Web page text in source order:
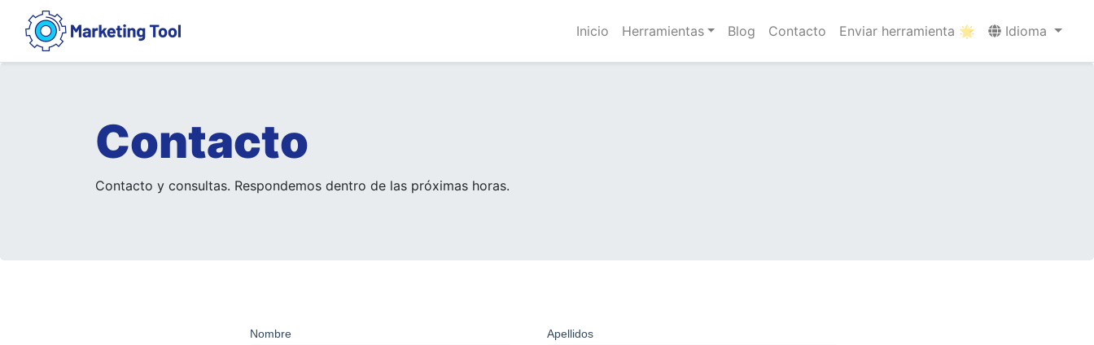
Inicio Herramientas Blog Contacto Enviar herramienta 🌟 Idioma
Contacto
Contacto y consultas. Respondemos dentro de las próximas horas.